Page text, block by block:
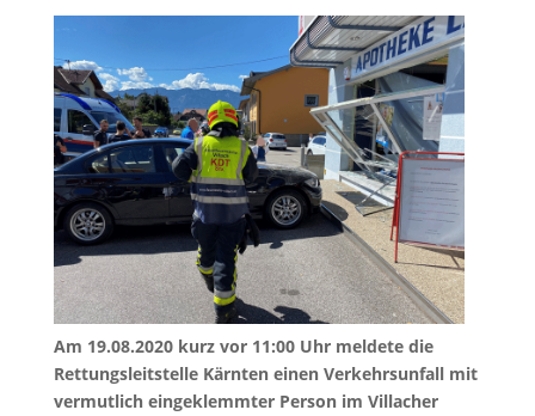
Am 19.08.2020 kurz vor 11:00 Uhr meldete die
Rettungsleitstelle Kärnten einen Verkehrsunfall mit
vermutlich eingeklemmter Person im Villacher